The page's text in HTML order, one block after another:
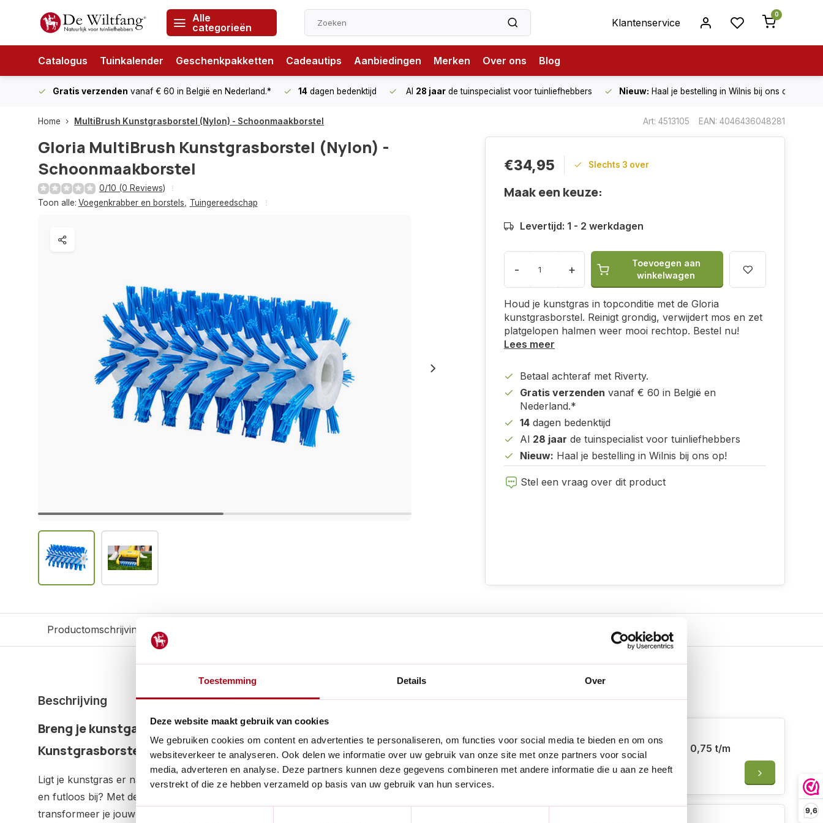
Toestemming Details Over
Deze website maakt gebruik van cookies
We gebruiken cookies om content en advertenties te personaliseren, om functies voor social media te bieden en om ons
websiteverkeer te analyseren. Ook delen we informatie over uw gebruik van onze site met onze partners voor social
media, adverteren en analyse. Deze partners kunnen deze gegevens combineren met andere informatie die u aan ze heeft
verstrekt of die ze hebben verzameld op basis van uw gebruik van hun services.
9,6
Alle
categorieën
Klantenservice
0
Catalogus Tuinkalender Geschenkpakketten Cadeautips Aanbiedingen Merken Over ons Blog
Gratis verzenden vanaf € 60 in België en Nederland.* 14 dagen bedenktijd Al 28 jaar de tuinspecialist voor tuinliefhebbers Nieuw: Haal je bestelling in Wilnis bij ons op!
Home MultiBrush Kunstgrasborstel (Nylon) - Schoonmaakborstel Art: 4513105 EAN: 4046436048281
Gloria MultiBrush Kunstgrasborstel (Nylon) -
Schoonmaakborstel
0/10 (0 Reviews)
Toon alle: Voegenkrabber en borstels, Tuingereedschap
€34,95 Slechts 3 over
Maak een keuze:
Levertijd: 1 - 2 werkdagen
- +
Toevoegen aan
winkelwagen
Houd je kunstgras in topconditie met de Gloria
kunstgrasborstel. Reinigt grondig, verwijdert mos en zet
platgelopen halmen weer mooi rechtop. Bestel nu!
Lees meer
Betaal achteraf met Riverty.
Gratis verzenden vanaf € 60 in België en
Nederland.*
14 dagen bedenktijd
Al 28 jaar de tuinspecialist voor tuinliefhebbers
Nieuw: Haal je bestelling in Wilnis bij ons op!
Stel een vraag over dit product
Productomschrijving Reviews
Beschrijving
Breng je kunstgazon weer tot leven met de Gloria
Kunstgrasborstel
Ligt je kunstgras er na een intensief seizoen of door zware tuinmeubelen plat
en futloos bij? Met deze speciaal ontwikkelde nylon opzetborstel van Gloria
transformeer je jouw Gloria MultiBrush Speedcontrol in de ultieme
Handig voor erbij
Bionyx Kunstgras reiniger - 0,75 t/m
20 liter - 100% biologisch